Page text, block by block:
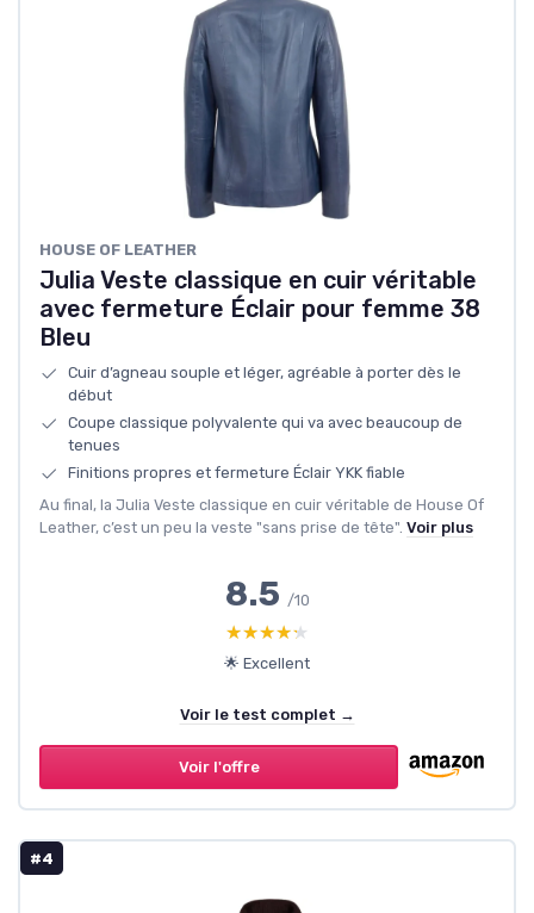
HOUSE OF LEATHER
Julia Veste classique en cuir véritable
avec fermeture Éclair pour femme 38
Bleu
Cuir d’agneau souple et léger, agréable à porter dès le
début
Coupe classique polyvalente qui va avec beaucoup de
tenues
Finitions propres et fermeture Éclair YKK fiable
Au final, la Julia Veste classique en cuir véritable de House Of
Leather, c’est un peu la veste "sans prise de tête". Voir plus
8.5 /10
★★★★★
★★★★★
🌟 Excellent
Voir le test complet →
Voir l'offre
#4